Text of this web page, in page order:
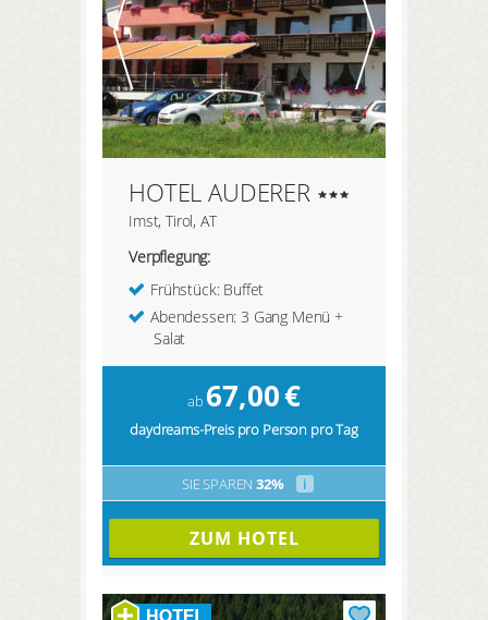
HOTEL AUDERER
Imst, Tirol, AT
Verpflegung:
Frühstück: Buffet
Abendessen: 3 Gang Menü +
Salat
ab 67,00€
daydreams-Preis pro Person pro Tag
SIE SPAREN 32% i
ZUM HOTEL